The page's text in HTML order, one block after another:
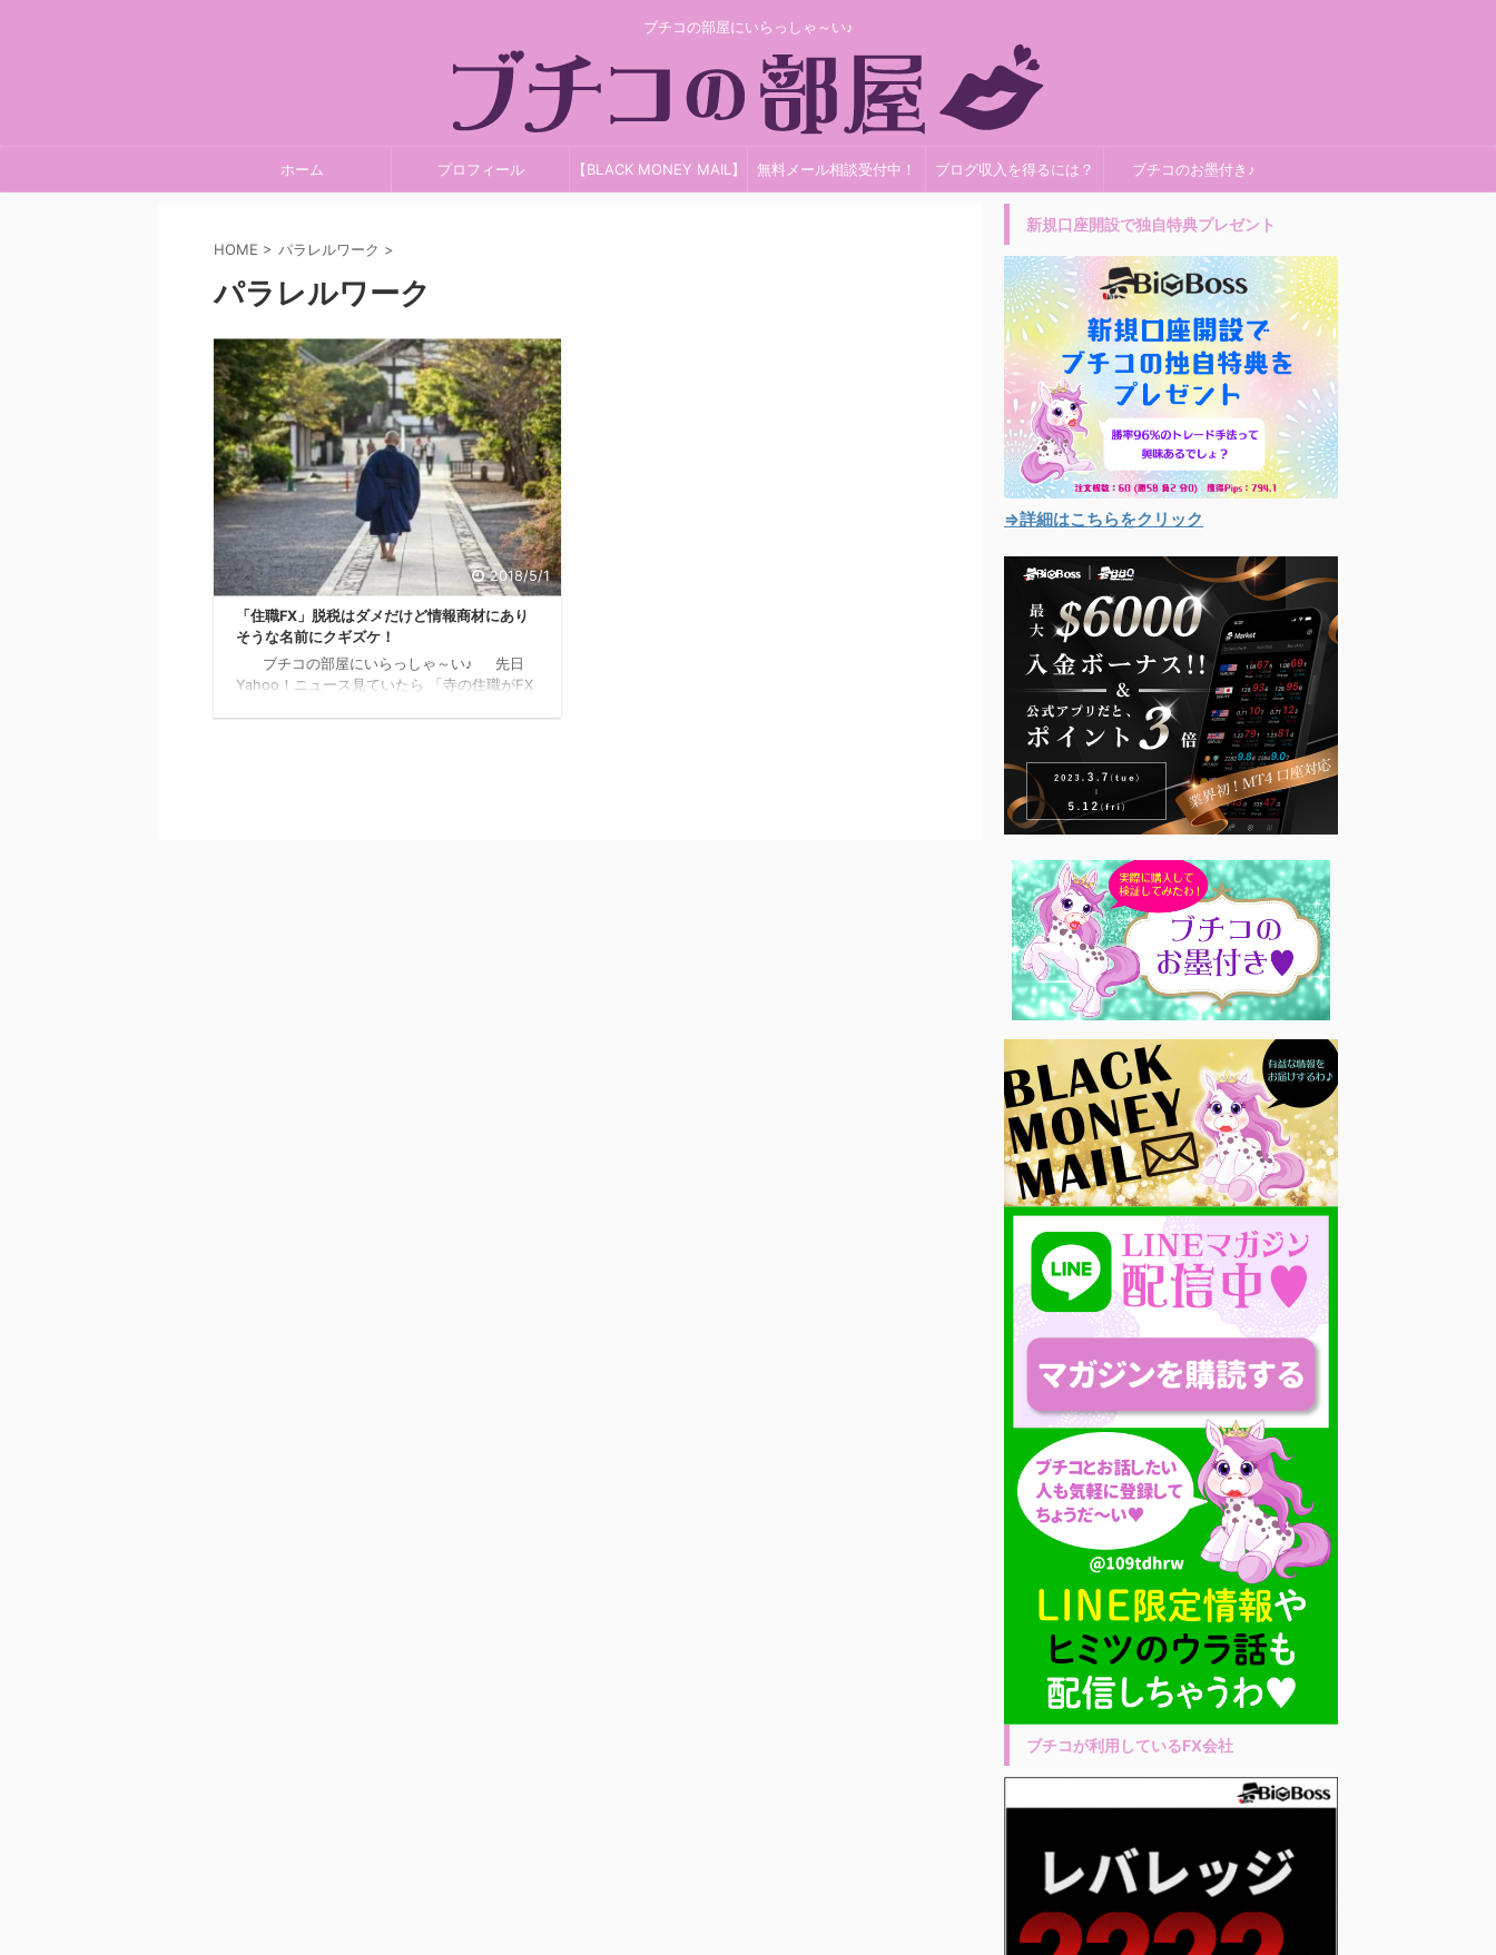
ブチコの部屋にいらっしゃ～い♪
ホーム プロフィール 【BLACK MONEY MAIL】 無料メール相談受付中！ ブログ収入を得るには？ ブチコのお墨付き♪
HOME > パラレルワーク >
パラレルワーク
2018/5/1
「住職FX」脱税はダメだけど情報商材にあり
そうな名前にクギズケ！
ブチコの部屋にいらっしゃ～い♪ 先日
Yahoo！ニュース見ていたら 「寺の住職がFX
新規口座開設で独自特典プレゼント
⇒詳細はこちらをクリック
ブチコが利用しているFX会社